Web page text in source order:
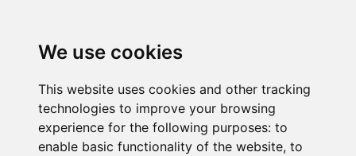
We use cookies
This website uses cookies and other tracking
technologies to improve your browsing
experience for the following purposes: to
enable basic functionality of the website, to